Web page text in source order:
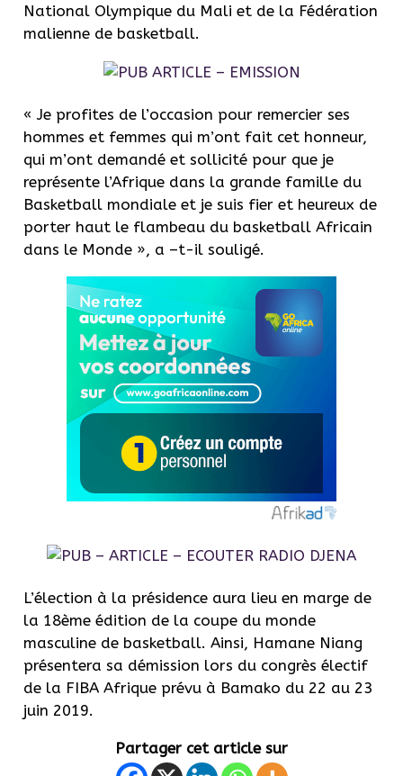
National Olympique du Mali et de la Fédération
malienne de basketball.
« Je profites de l’occasion pour remercier ses
hommes et femmes qui m’ont fait cet honneur,
qui m’ont demandé et sollicité pour que je
représente l’Afrique dans la grande famille du
Basketball mondiale et je suis fier et heureux de
porter haut le flambeau du basketball Africain
dans le Monde », a –t-il souligé.
L’élection à la présidence aura lieu en marge de
la 18ème édition de la coupe du monde
masculine de basketball. Ainsi, Hamane Niang
présentera sa démission lors du congrès électif
de la FIBA Afrique prévu à Bamako du 22 au 23
juin 2019.
Partager cet article sur